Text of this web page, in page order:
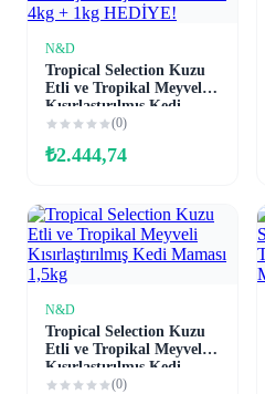
N&D
Tropical Selection Kuzu
Etli ve Tropikal Meyveli
Kısırlaştırılmış Kedi
Maması 4kg + 1kg
(0)
₺2.444,74
N&D
Tropical Selection Kuzu
Etli ve Tropikal Meyveli
Kısırlaştırılmış Kedi
Maması 1,5kg
(0)